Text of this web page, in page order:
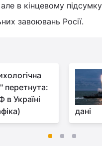
але в кінцевому
завоювань Росії.
перетнута:
в Україні
дані